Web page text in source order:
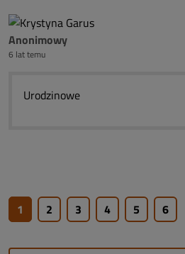
Anonimowy
6 lat temu
Urodzinowe
1 2 3 4 5 6